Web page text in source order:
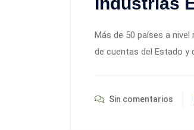
Más de 50 países a
de cuentas del Estado
Sin comentarios